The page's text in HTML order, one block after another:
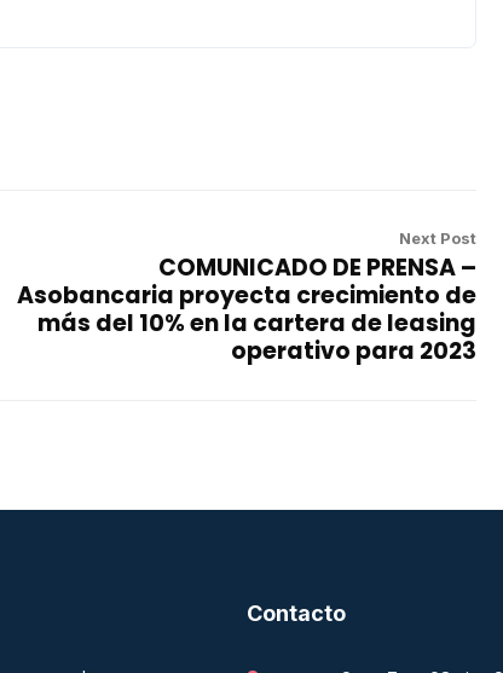
Next Post
COMUNICADO DE PRENSA –
Asobancaria proyecta crecimiento de
más del 10% en la cartera de leasing
operativo para 2023
Contacto